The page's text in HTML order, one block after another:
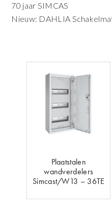
70 jaar SIMCAS
Nieuw: DAHLIA
Plaatstalen
wandverdelers
Simcast/W13 – 36TE